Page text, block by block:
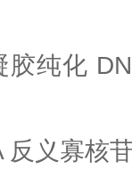
胶纯化
反义寡核